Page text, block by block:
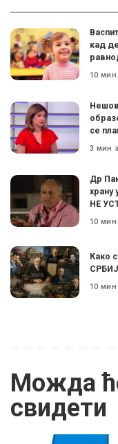
кад
10 мин
се
3 мин
Др
храну
НЕ
10 мин
Како
10 мин
Можда
свидети